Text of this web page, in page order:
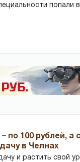
попали
по 100 рублей, а
в Челнах
и растить свой